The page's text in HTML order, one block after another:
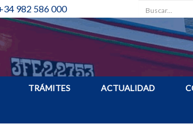
982 586 000 Buscar
TRÁMITES ACTUALIDAD